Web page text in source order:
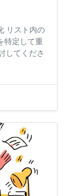
リスト内の
特定して重
してくださ